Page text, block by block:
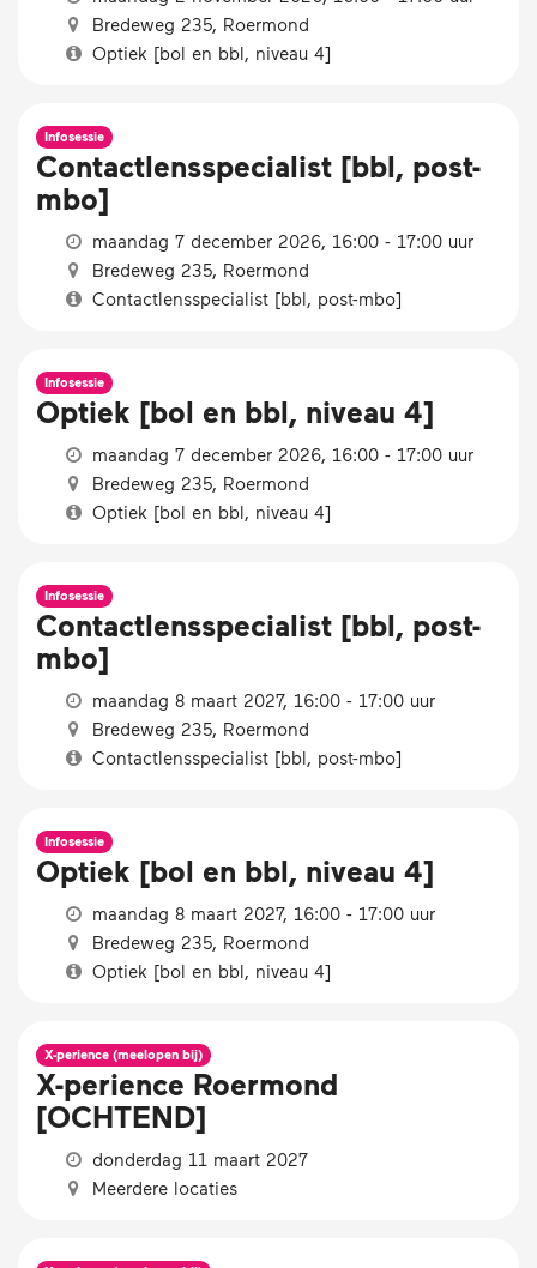
Bredeweg 235, Roermond
Optiek [bol en bbl, niveau 4]
Infosessie
Contactlensspecialist [bbl, post-
mbo]
maandag 7 december 2026, 16:00 - 17:00 uur
Bredeweg 235, Roermond
Contactlensspecialist [bbl, post-mbo]
Infosessie
Optiek [bol en bbl, niveau 4]
maandag 7 december 2026, 16:00 - 17:00 uur
Bredeweg 235, Roermond
Optiek [bol en bbl, niveau 4]
Infosessie
Contactlensspecialist [bbl, post-
mbo]
maandag 8 maart 2027, 16:00 - 17:00 uur
Bredeweg 235, Roermond
Contactlensspecialist [bbl, post-mbo]
Infosessie
Optiek [bol en bbl, niveau 4]
maandag 8 maart 2027, 16:00 - 17:00 uur
Bredeweg 235, Roermond
Optiek [bol en bbl, niveau 4]
X-perience (meelopen bij)
X-perience Roermond
[OCHTEND]
donderdag 11 maart 2027
Meerdere locaties